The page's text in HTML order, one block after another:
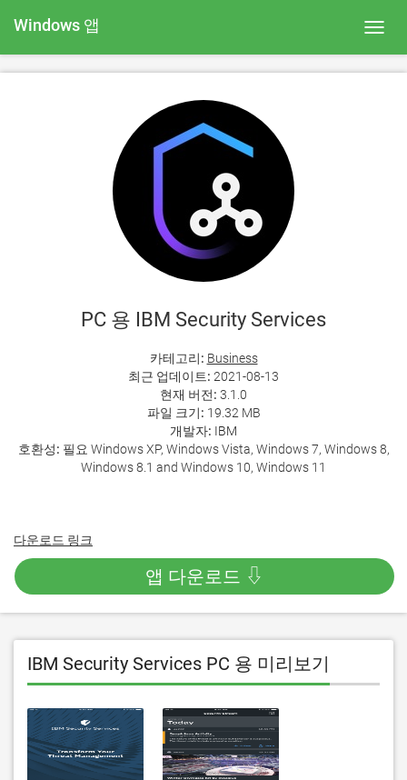
Windows 앱
PC 용 IBM Security Services
카테고리: Business
최근 업데이트: 2021-08-13
현재 버전: 3.1.0
파일 크기: 19.32 MB
개발자: IBM
호환성: 필요 Windows XP, Windows Vista, Windows 7, Windows 8,
Windows 8.1 and Windows 10, Windows 11
다운로드 링크
앱 다운로드 ⇩
IBM Security Services PC 용 미리보기